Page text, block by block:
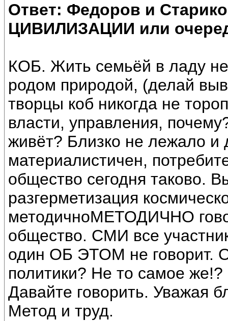
Ответ: Федоров и
ЦИВИЛИЗАЦИИ или
КОБ. Жить семьёй в ладу
родом природой, (делай
творцы коб никогда не
власти, управления,
живёт? Близко не лежало
материалистичен,
общество сегодня таково.
разгерметизация
методичноМЕТОДИЧНО
общество. СМИ все
один ОБ ЭТОМ не говорит.
политики? Не то самое же!?
Давайте говорить. Уважая
Метод и труд.